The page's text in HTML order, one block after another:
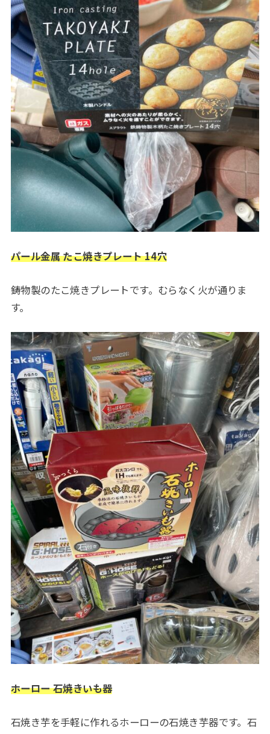
パール金属 たこ焼きプレート 14穴
鋳物製のたこ焼きプレートです。むらなく火が通りま
す。
ホーロー 石焼きいも器
石焼き芋を手軽に作れるホーローの石焼き芋器です。石